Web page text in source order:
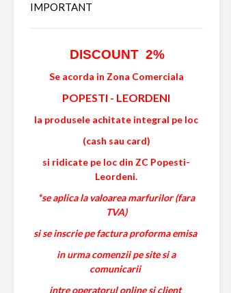
IMPORTANT
DISCOUNT 2%
Se acorda in Zona Comerciala
POPESTI - LEORDENI
la produsele achitate integral pe loc
(cash sau card)
si ridicate pe loc din ZC Popesti-
Leordeni.
*se aplica la valoarea marfurilor (fara
TVA)
si se inscrie pe factura proforma emisa
in urma comenzii pe site si a
comunicarii
intre operatorul online si client